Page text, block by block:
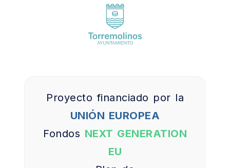
Proyecto financiado por la
UNIÓN EUROPEA
Fondos NEXT GENERATION
EU